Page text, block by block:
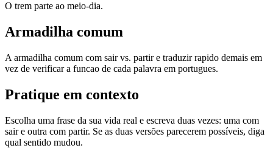
O trem parte ao meio-dia.
Armadilha comum
A armadilha comum com sair vs. partir e traduzir rapido demais em
vez de verificar a funcao de cada palavra em portugues.
Pratique em contexto
Escolha uma frase da sua vida real e escreva duas vezes: uma com
sair e outra com partir. Se as duas versões parecerem possíveis, diga
qual sentido mudou.